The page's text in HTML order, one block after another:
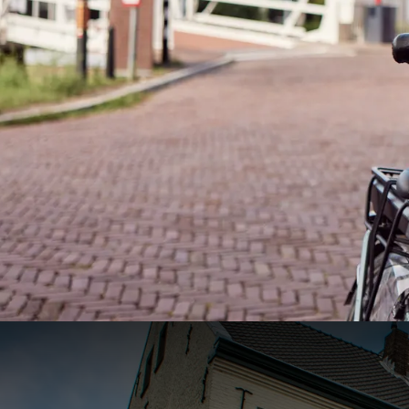
Fiets-arrangement